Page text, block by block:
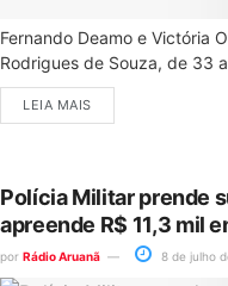
Fernando Deamo e Victória
Rodrigues de Souza, de 33
LEIA MAIS
Polícia Militar prende
apreende R$ 11,3 mil
por Rádio Aruanã 8 de julho